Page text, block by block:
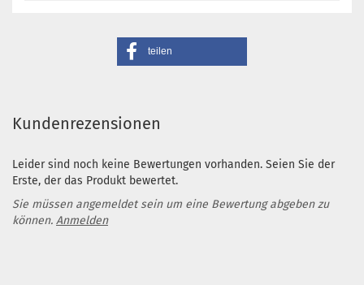
teilen
Kundenrezensionen
Leider sind noch keine Bewertungen vorhanden. Seien Sie der
Erste, der das Produkt bewertet.
Sie müssen angemeldet sein um eine Bewertung abgeben zu
können. Anmelden